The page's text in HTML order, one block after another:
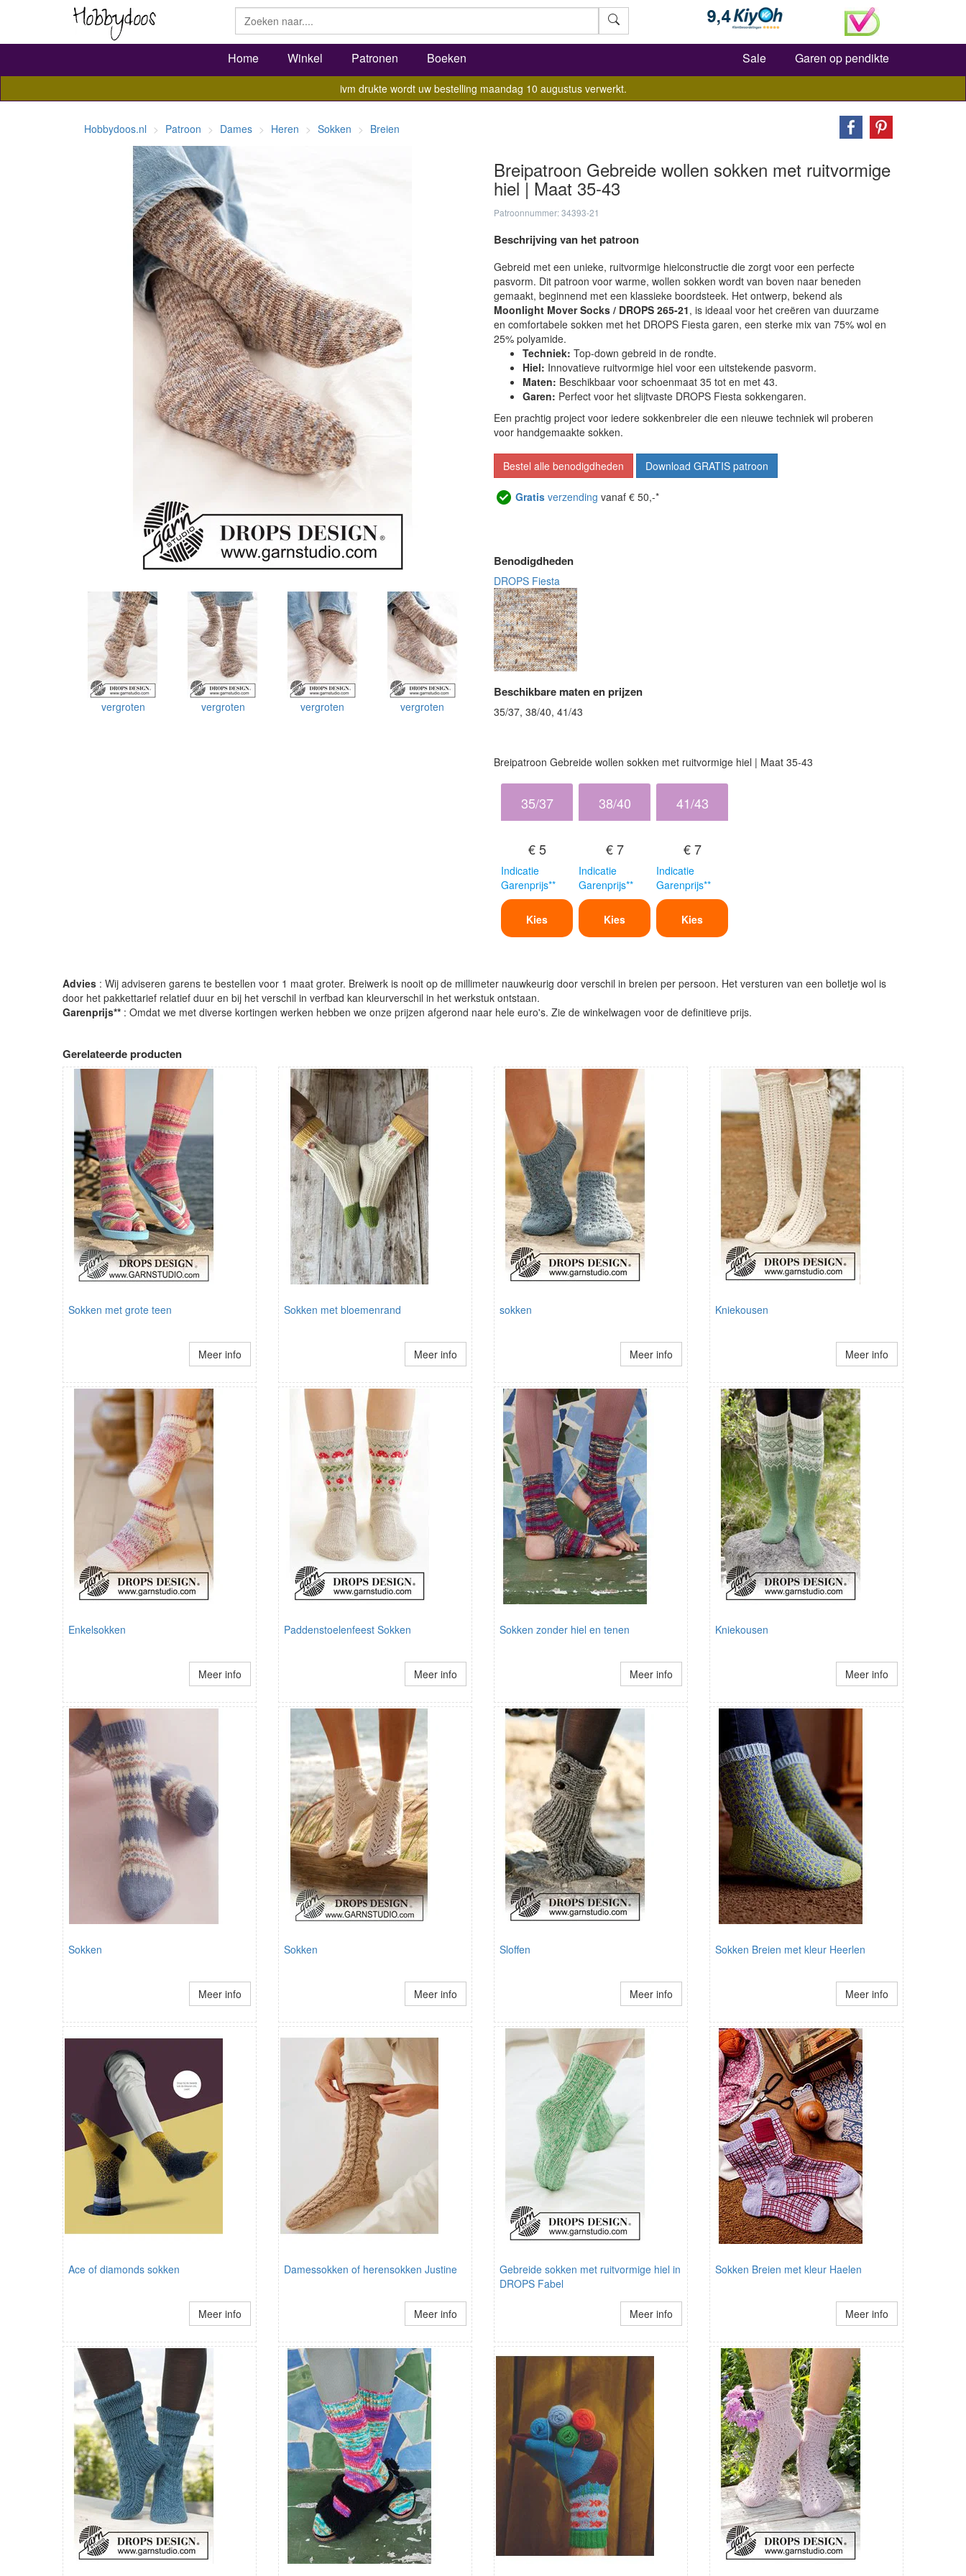
Zoeken
Home Winkel Patronen Boeken Sale Garen op pendikte
ivm drukte wordt uw bestelling maandag 10 augustus verwerkt.
Hobbydoos.nl Patroon Dames Heren Sokken Breien
vergroten vergroten vergroten vergroten
Breipatroon Gebreide wollen sokken met ruitvormige
hiel | Maat 35-43
Patroonnummer: 34393-21
Beschrijving van het patroon
Gebreid met een unieke, ruitvormige hielconstructie die zorgt voor een perfecte
pasvorm. Dit patroon voor warme, wollen sokken wordt van boven naar beneden
gemaakt, beginnend met een klassieke boordsteek. Het ontwerp, bekend als
Moonlight Mover Socks / DROPS 265-21, is ideaal voor het creëren van duurzame
en comfortabele sokken met het DROPS Fiesta garen, een sterke mix van 75% wol en
25% polyamide.
Techniek: Top-down gebreid in de rondte.
Hiel: Innovatieve ruitvormige hiel voor een uitstekende pasvorm.
Maten: Beschikbaar voor schoenmaat 35 tot en met 43.
Garen: Perfect voor het slijtvaste DROPS Fiesta sokkengaren.
Een prachtig project voor iedere sokkenbreier die een nieuwe techniek wil proberen
voor handgemaakte sokken.
Bestel alle benodigdheden Download GRATIS patroon
Gratis verzending vanaf € 50,-*
Benodigdheden
DROPS Fiesta
Beschikbare maten en prijzen
35/37, 38/40, 41/43
Breipatroon Gebreide wollen sokken met ruitvormige hiel | Maat 35-43
35/37
€ 5
Indicatie
Garenprijs**
Kies
38/40
€ 7
Indicatie
Garenprijs**
Kies
41/43
€ 7
Indicatie
Garenprijs**
Kies
Advies : Wij adviseren garens te bestellen voor 1 maat groter. Breiwerk is nooit op de millimeter nauwkeurig door verschil in breien per persoon. Het versturen van een bolletje wol is
door het pakkettarief relatief duur en bij het verschil in verfbad kan kleurverschil in het werkstuk ontstaan.
Garenprijs** : Omdat we met diverse kortingen werken hebben we onze prijzen afgerond naar hele euro's. Zie de winkelwagen voor de definitieve prijs.
Gerelateerde producten
Sokken met grote teen
Meer info
Sokken met bloemenrand
Meer info
sokken
Meer info
Kniekousen
Meer info
Enkelsokken
Meer info
Paddenstoelenfeest Sokken
Meer info
Sokken zonder hiel en tenen
Meer info
Kniekousen
Meer info
Sokken
Meer info
Sokken
Meer info
Sloffen
Meer info
Sokken Breien met kleur Heerlen
Meer info
Ace of diamonds sokken
Meer info
Damessokken of herensokken Justine
Meer info
Gebreide sokken met ruitvormige hiel in
DROPS Fabel
Meer info
Sokken Breien met kleur Haelen
Meer info